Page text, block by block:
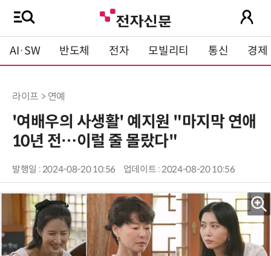
AI·SW 반도체 전자 모빌리티 통신 경제
라이프 > 연예
'여배우의 사생활' 예지원 "마지막 연애
10년 전…이럴 줄 몰랐다"
발행일 : 2024-08-20 10:56 업데이트 : 2024-08-20 10:56